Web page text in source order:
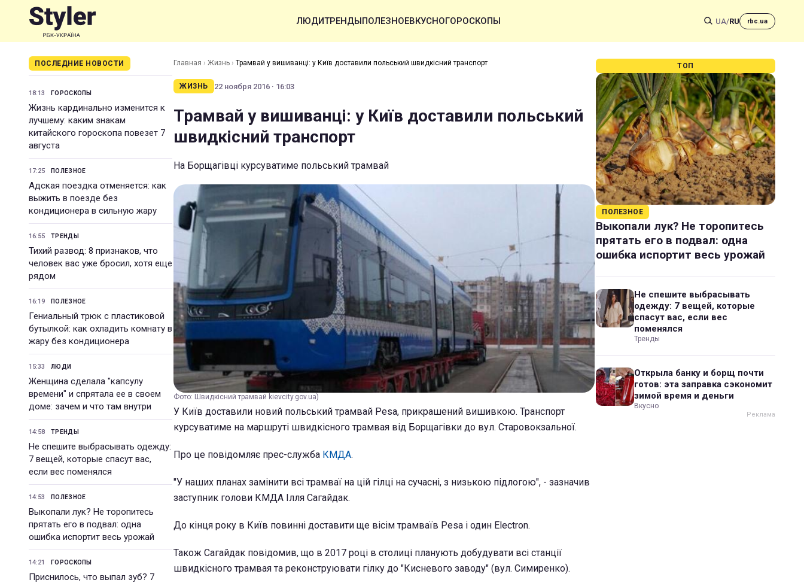
ЛЮДИТРЕНДЫПОЛЕЗНОЕВКУСНОГОРОСКОПЫ UA/RU rbc.ua
ПОСЛЕДНИЕ НОВОСТИ
18:13 ГОРОСКОПЫ
Жизнь кардинально изменится к
лучшему: каким знакам
китайского гороскопа повезет 7
августа
17:25 ПОЛЕЗНОЕ
Адская поездка отменяется: как
выжить в поезде без
кондиционера в сильную жару
16:55 ТРЕНДЫ
Тихий развод: 8 признаков, что
человек вас уже бросил, хотя еще
рядом
16:19 ПОЛЕЗНОЕ
Гениальный трюк с пластиковой
бутылкой: как охладить комнату в
жару без кондиционера
15:33 ЛЮДИ
Женщина сделала "капсулу
времени" и спрятала ее в своем
доме: зачем и что там внутри
14:58 ТРЕНДЫ
Не спешите выбрасывать одежду:
7 вещей, которые спасут вас,
если вес поменялся
14:53 ПОЛЕЗНОЕ
Выкопали лук? Не торопитесь
прятать его в подвал: одна
ошибка испортит весь урожай
14:21 ГОРОСКОПЫ
Приснилось, что выпал зуб? 7
Главная › Жизнь › Трамвай у вишиванці: у Київ доставили польський швидкісний транспорт
ЖИЗНЬ 22 ноября 2016 · 16:03
Трамвай у вишиванці: у Київ доставили польський
швидкісний транспорт
На Борщагівці курсуватиме польський трамвай
Фото: Швидкісний трамвай kievcity.gov.ua)
У Київ доставили новий польський трамвай Реѕа, прикрашений вишивкою. Транспорт
курсуватиме на маршруті швидкісного трамвая від Борщагівки до вул. Старовокзальної.
Про це повідомляє прес-служба КМДА.
"У наших планах замінити всі трамваї на цій гілці на сучасні, з низькою підлогою", - зазначив
заступник голови КМДА Ілля Сагайдак.
До кінця року в Київ повинні доставити ще вісім трамваїв Реѕа і один Electron.
Також Сагайдак повідомив, що в 2017 році в столиці планують добудувати всі станції
швидкісного трамвая та реконструювати гілку до "Кисневого заводу" (вул. Симиренко).
ТОП
ПОЛЕЗНОЕ
Выкопали лук? Не торопитесь
прятать его в подвал: одна
ошибка испортит весь урожай
Не спешите выбрасывать
одежду: 7 вещей, которые
спасут вас, если вес
поменялся
Тренды
Открыла банку и борщ почти
готов: эта заправка сэкономит
зимой время и деньги
Вкусно